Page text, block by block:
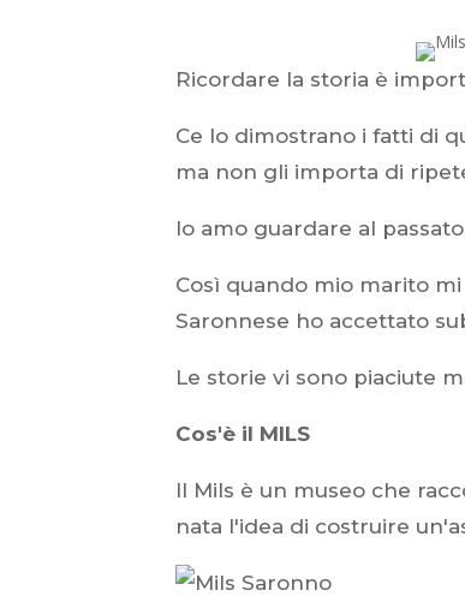
Ricordare la storia è
Ce lo dimostrano i fatti di
ma non gli importa di
Io amo guardare al
Così quando mio marito
Saronnese ho accettato
Le storie vi sono piaciute
Cos'è il MILS
Il Mils è un museo che
nata l'idea di costruire